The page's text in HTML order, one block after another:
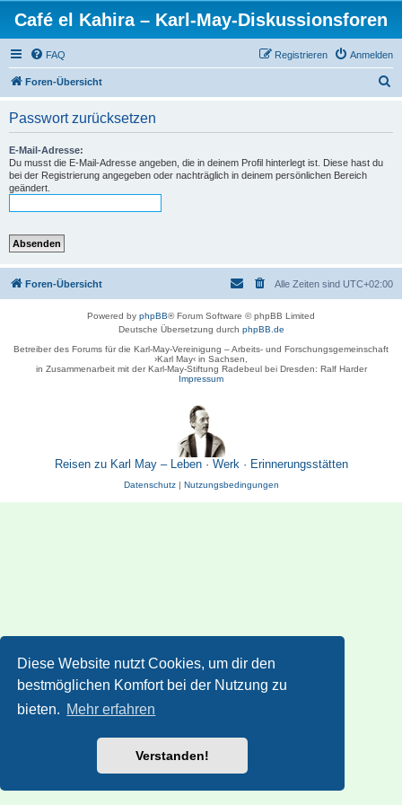
Diese Website nutzt Cookies, um dir den
bestmöglichen Komfort bei der Nutzung zu
bieten. Mehr erfahren
Verstanden!
Café el Kahira – Karl-May-Diskussionsforen
FAQ Anmelden
Registrieren
Foren-Übersicht
Passwort zurücksetzen
E-Mail-Adresse:
Du musst die E-Mail-Adresse angeben, die in deinem Profil hinterlegt ist. Diese hast du
bei der Registrierung angegeben oder nachträglich in deinem persönlichen Bereich
geändert.
Foren-Übersicht Alle Zeiten sind UTC+02:00
Powered by phpBB® Forum Software © phpBB Limited
Deutsche Übersetzung durch phpBB.de
Betreiber des Forums für die Karl-May-Vereinigung – Arbeits- und Forschungsgemeinschaft
›Karl May‹ in Sachsen,
in Zusammenarbeit mit der Karl-May-Stiftung Radebeul bei Dresden: Ralf Harder
Impressum
Reisen zu Karl May – Leben · Werk · Erinnerungsstätten
Datenschutz| Nutzungsbedingungen